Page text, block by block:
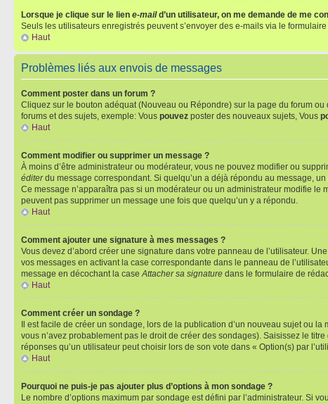
Lorsque je clique sur le lien e-maild’un utilisateur, on me demande de me
Seuls les utilisateurs enregistrés peuvent s’envoyer des e-mails via le
Haut
Problèmes liés aux envois de messages
Comment poster dans un forum ?
Cliquez sur le bouton adéquat (Nouveau ou Répondre) sur la page du forum
forums et des sujets, exemple: Vous pouvez poster des nouveaux sujets, Vous
Haut
Comment modifier ou supprimer un message ?
À moins d’être administrateur ou modérateur, vous ne pouvez modifier ou
éditerdu message correspondant. Si quelqu’un a déjà répondu au message,
Ce message n’apparaîtra pas si un modérateur ou un administrateur modifie
peuvent pas supprimer un message une fois que quelqu’un y a répondu.
Haut
Comment ajouter une signature à mes messages ?
Vous devez d’abord créer une signature dans votre panneau de l’utilisateur.
vos messages en activant la case correspondante dans le panneau de
message en décochant la caseAttacher sa signature dans le formulaire de
Haut
Comment créer un sondage ?
Il est facile de créer un sondage, lors de la publication d’un nouveau sujet ou
vous n’avez probablement pas le droit de créer des sondages). Saisissez le
réponses qu’un utilisateur peut choisir lors de son vote dans « Option(s) par
Haut
Pourquoi ne puis-je pas ajouter plus d’options à mon sondage ?
Le nombre d’options maximum par sondage est défini par l’administrateur. Si